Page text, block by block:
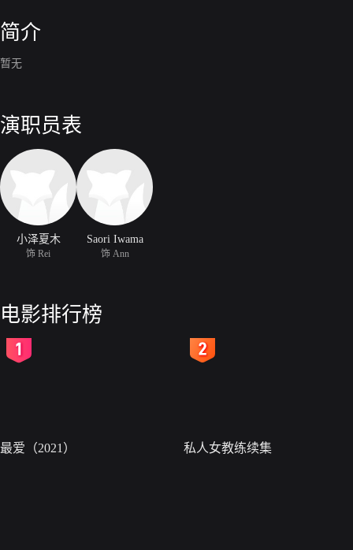
简介
暂无
演职员表
小泽夏木
饰 Rei
Saori Iwama
饰 Ann
电影排行榜
最爱（2021） 私人女教练续集